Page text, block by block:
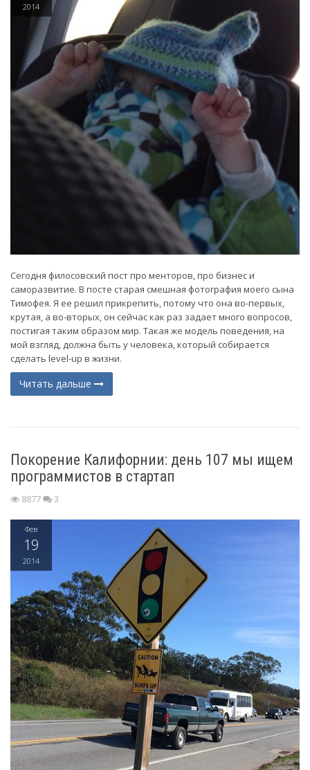
2014
Сегодня филосовский пост про менторов, про бизнес и
саморазвитие. В посте старая смешная фотография моего сына
Тимофея. Я ее решил прикрепить, потому что она во-первых,
крутая, а во-вторых, он сейчас как раз задает много вопросов,
постигая таким образом мир. Такая же модель поведения, на
мой взгляд, должна быть у человека, который собирается
сделать level-up в жизни.
Читать дальше
Покорение Калифорнии: день 107 мы ищем
программистов в стартап
8877 3
Фев
19
2014